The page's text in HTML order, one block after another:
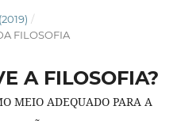
/
FILOSOFIA
A FILOSOFIA?
MEIO ADEQUADO PARA A